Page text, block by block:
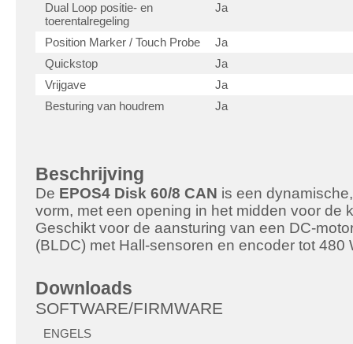
Dual Loop positie- en
toerentalregeling
Ja
Position Marker / Touch Probe
Ja
Quickstop
Ja
Vrijgave
Ja
Besturing van houdrem
Ja
Beschrijving
De EPOS4 Disk 60/8 CAN is een
vorm, met een opening in het midden voor
Geschikt voor de aansturing van een DC-
(BLDC) met Hall-sensoren en encoder tot 480
Downloads
SOFTWARE/FIRMWARE
ENGELS